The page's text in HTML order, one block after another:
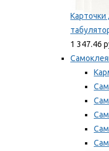
Карточки
1 347.46